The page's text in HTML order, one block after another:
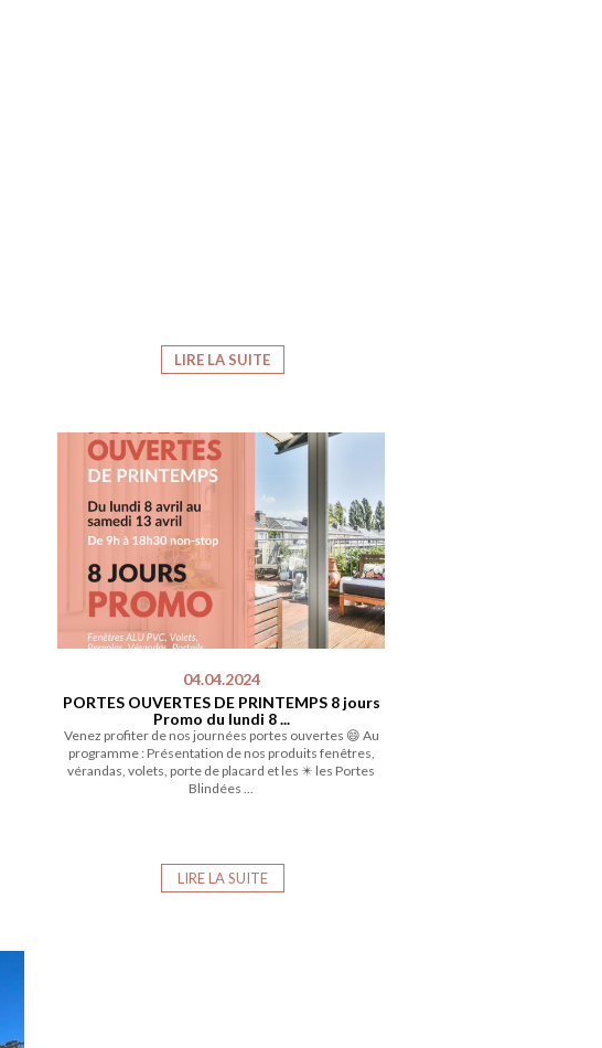
LIRE LA SUITE
04.04.2024
PORTES OUVERTES DE PRINTEMPS 8 jours
Promo du lundi 8 ...
Venez profiter de nos journées portes ouvertes 😄 Au
programme : Présentation de nos produits fenêtres,
vérandas, volets, porte de placard et les ✴️ les Portes
Blindées ...
LIRE LA SUITE